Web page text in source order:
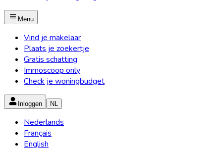
Menu
Vind je makelaar
Plaats je zoekertje
Gratis schatting
Immoscoop only
Check je woningbudget
Inloggen NL
Nederlands
Français
English